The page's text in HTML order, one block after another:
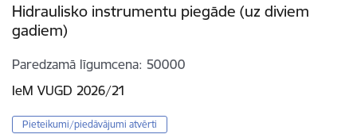
Hidraulisko instrumentu piegāde (uz diviem
gadiem)
Paredzamā līgumcena 50000
IeM VUGD 2026/21
Pieteikumi/piedāvājumi atvērti